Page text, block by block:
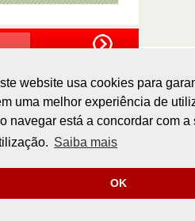
website usa cookies para
uma melhor experiência de
navegar está a concordar com a
Saiba mais
OK
PAGAMENTOS ONLINE